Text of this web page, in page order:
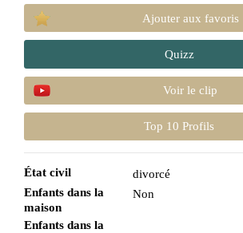
Ajouter aux favoris
Quizz
Voir le clip
Top 10 Profils
État civil
divorcé
Enfants dans la
maison
Non
Enfants dans la